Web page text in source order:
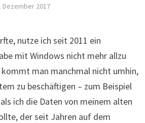
Dezember 2017
nutze ich seit 2011 ein
mit Windows nicht mehr allzu
kommt man manchmal nicht umhin,
zu beschäftigen – zum Beispiel
ich die Daten von meinem alten
der seit Jahren auf dem